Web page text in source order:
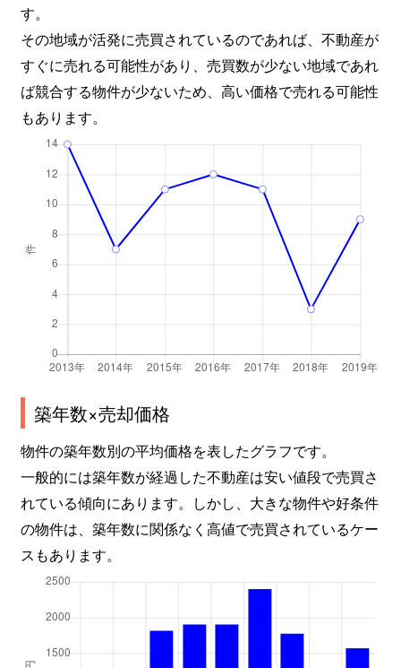
す。
その地域が活発に売買されているのであれば、不動産が
すぐに売れる可能性があり、売買数が少ない地域であれ
ば競合する物件が少ないため、高い価格で売れる可能性
もあります。
築年数×売却価格
物件の築年数別の平均価格を表したグラフです。
一般的には築年数が経過した不動産は安い値段で売買さ
れている傾向にあります。しかし、大きな物件や好条件
の物件は、築年数に関係なく高値で売買されているケー
スもあります。